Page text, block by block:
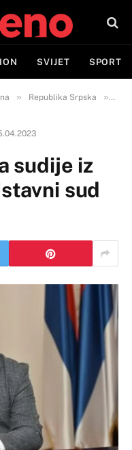
SVIJET SPORT
» Republika Srpska »
sudije iz
sud